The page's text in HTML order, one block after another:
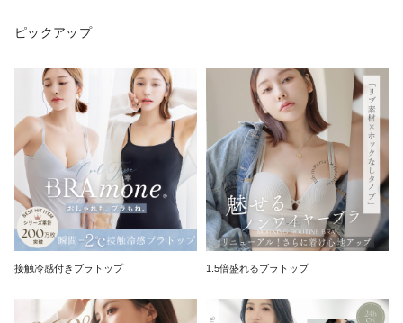
ピックアップ
接触冷感付きブラトップ 1.5倍盛れるブラトップ